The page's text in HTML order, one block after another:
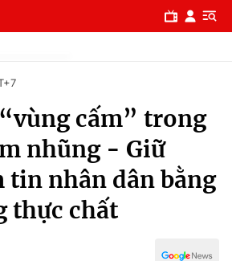
trí
cấm” trong
nhũng - Giữ
tin nhân dân bằng
thực chất